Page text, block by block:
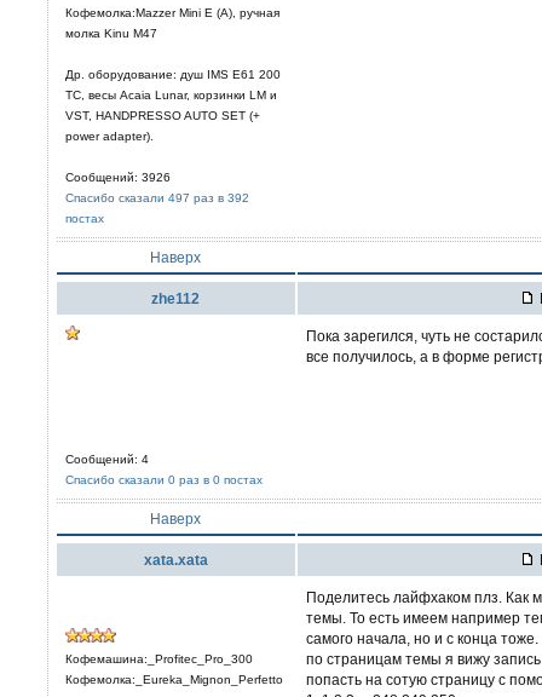
Кофемолка:Mazzer Mini E (A), ручная
молка Kinu M47
Др. оборудование: душ IMS E61 200
TC, весы Acaia Lunar, корзинки LM и
VST, HANDPRESSO AUTO SET (+
power adapter).
Сообщений: 3926
Спасибо сказали 497 раз в 392
постах
Наверх
zhe112
Сообщений: 4
Спасибо сказали 0 раз в 0 постах
Пока зарегился, чуть не
все получилось, а в форме
Наверх
xata.xata
Кофемашина:_Profitec_Pro_300
Кофемолка:_Eureka_Mignon_Perfetto
Поделитесь лайфхаком плз. Как
темы. То есть имеем например
самого начала, но и с конца
по страницам темы я вижу
попасть на сотую страницу с